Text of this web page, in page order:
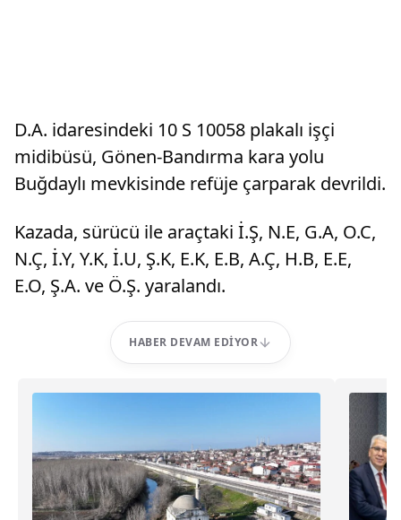
D.A. idaresindeki 10 S 10058 plakalı işçi
midibüsü, Gönen-Bandırma kara yolu
Buğdaylı mevkisinde refüje çarparak devrildi.
Kazada, sürücü ile araçtaki İ.Ş, N.E, G.A, O.C,
N.Ç, İ.Y, Y.K, İ.U, Ş.K, E.K, E.B, A.Ç, H.B, E.E,
E.O, Ş.A. ve Ö.Ş. yaralandı.
HABER DEVAM EDIYOR